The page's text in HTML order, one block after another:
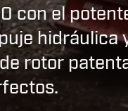
con el
rotor